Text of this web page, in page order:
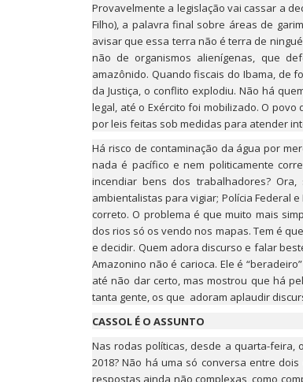
Provavelmente a legislação vai cassar a
Filho), a palavra final sobre áreas de
avisar que essa terra não é terra de
não de organismos alienígenas, que
amazônido. Quando fiscais do Ibama, de
da Justiça, o conflito explodiu. Não há
legal, até o Exército foi mobilizado. O
por leis feitas sob medidas para atender
Há risco de contaminação da água por
nada é pacífico e nem politicamente
incendiar bens dos trabalhadores?
ambientalistas para vigiar; Polícia Federal
correto. O problema é que muito mais
dos rios só os vendo nos mapas. Tem é
e decidir. Quem adora discurso e falar
Amazonino não é carioca. Ele é
até não dar certo, mas mostrou que há
tanta gente, os que adoram aplaudir
CASSOL É O ASSUNTO
Nas rodas políticas, desde a quarta-feira,
2018? Não há uma só conversa entre
respostas ainda não complexas, como